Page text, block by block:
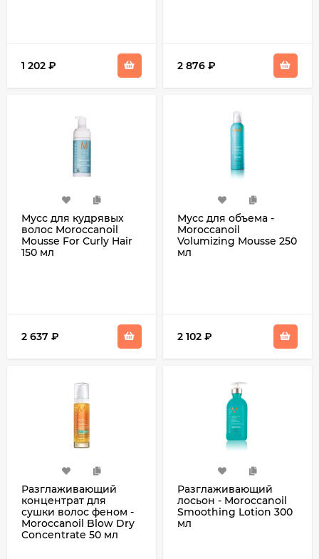
1 202 ₽ 2 876 ₽
Мусс для кудрявых
волос Moroccanoil
Mousse For Curly Hair
150 мл
2 637 ₽
Мусс для объема -
Moroccanoil
Volumizing Mousse 250
мл
2 102 ₽
Разглаживающий
концентрат для
сушки волос феном -
Moroccanoil Blow Dry
Concentrate 50 мл
Разглаживающий
лосьон - Moroccanoil
Smoothing Lotion 300
мл